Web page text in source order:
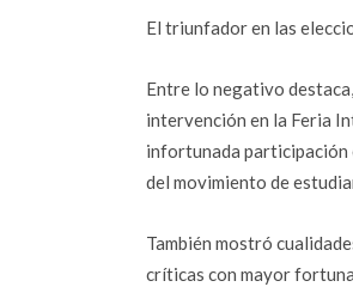
El triunfador en las
Entre lo negativo
intervención en la Feria
infortunada participación
del movimiento de
También mostró
críticas con mayor